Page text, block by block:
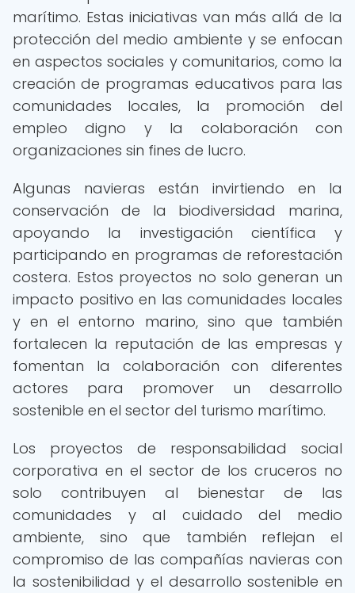
marítimo. Estas iniciativas van más allá de la
protección del medio ambiente y se enfocan
en aspectos sociales y comunitarios, como la
creación de programas educativos para las
comunidades locales, la promoción del
empleo digno y la colaboración con
organizaciones sin fines de lucro.
Algunas navieras están invirtiendo en la
conservación de la biodiversidad marina,
apoyando la investigación científica y
participando en programas de reforestación
costera. Estos proyectos no solo generan un
impacto positivo en las comunidades locales
y en el entorno marino, sino que también
fortalecen la reputación de las empresas y
fomentan la colaboración con diferentes
actores para promover un desarrollo
sostenible en el sector del turismo marítimo.
Los proyectos de responsabilidad social
corporativa en el sector de los cruceros no
solo contribuyen al bienestar de las
comunidades y al cuidado del medio
ambiente, sino que también reflejan el
compromiso de las compañías navieras con
la sostenibilidad y el desarrollo sostenible en